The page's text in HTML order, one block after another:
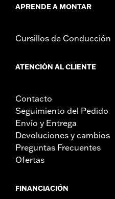
APRENDE A MONTAR
Cursillos de Conducción
ATENCIÓN AL CLIENTE
Contacto
Seguimiento del Pedido
Envío y Entrega
Devoluciones y cambios
Preguntas Frecuentes
Ofertas
FINANCIACIÓN